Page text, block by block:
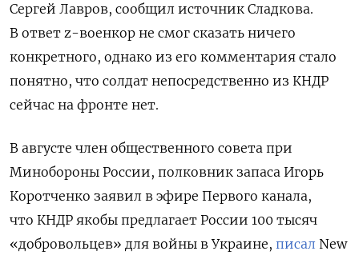
Сергей Лавров, сообщил источник Сладкова.
В ответ z-военкор не смог сказать ничего
конкретного, однако из его комментария стало
понятно, что солдат непосредственно из КНДР
сейчас на фронте нет.
В августе член общественного совета при
Минобороны России, полковник запаса Игорь
Коротченко заявил в эфире Первого канала,
что КНДР якобы предлагает России 100 тысяч
«добровольцев» для войны в Украине, писал New